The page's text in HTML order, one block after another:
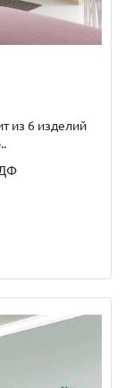
из 6 изделий